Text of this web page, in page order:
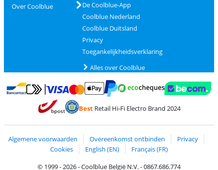
Over Coolblue
De Coolblue-App
Coolblue Nederland
Coolblue Duitsland
Privacy
Toegankelijkheidsverklaring
Alles over Coolblue
Betalen met Bancontact
Betalen met MasterCard en Visa via ClickToPay
BestRetail Hi-Fi Electro Brand 2024
Algemene voorwaarden Overeenkomst ontbinden
Privacy
Cookies
English (EN)
Français (FR)
© 1999 - 2026 - Coolblue België N.V. - 0867.686.774